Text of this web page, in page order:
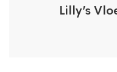
Lilly’s